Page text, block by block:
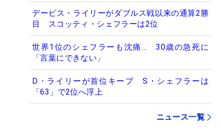
デービス・ライリーがダブルス戦以来の通算2勝
目 スコッティ・シェフラーは2位
世界1位のシェフラーも沈痛… 30歳の急死に
「言葉にできない」
D・ライリーが首位キープ S・シェフラーは
「63」で2位へ浮上
ニュース一覧